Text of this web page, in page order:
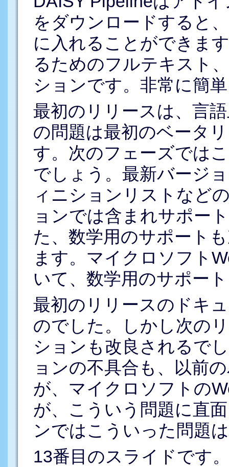
をダウンロードすると
に入れることができま
るためのフルテキスト
ションです。非常に簡
最初のリリースは、言
の問題は最初のベータ
す。次のフェーズでは
でしょう。最新バージ
ィニションリストなど
ョンでは含まれサポー
た、数学用のサポート
ます。マイクロソフト
いて、数学用のサポー
最初のリリースのドキ
のでした。しかし次の
ションも改良されるで
ョンの不具合も、以前
が、マイクロソフトの
が、こういう問題に直
ンではこういった問題
13番目のスライドです